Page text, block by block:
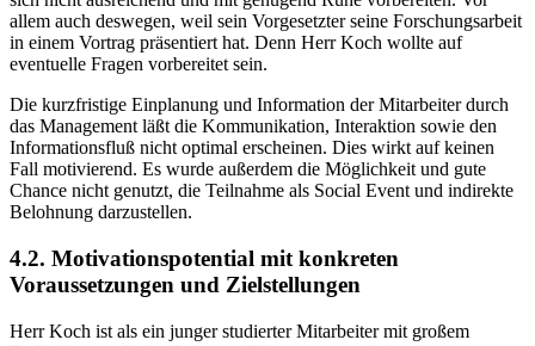
allem auch deswegen, weil sein Vorgesetzter seine Forschungsarbeit
in einem Vortrag präsentiert hat. Denn Herr Koch wollte auf
eventuelle Fragen vorbereitet sein.
Die kurzfristige Einplanung und Information der Mitarbeiter durch
das Management läßt die Kommunikation, Interaktion sowie den
Informationsfluß nicht optimal erscheinen. Dies wirkt auf keinen
Fall motivierend. Es wurde außerdem die Möglichkeit und gute
Chance nicht genutzt, die Teilnahme als Social Event und indirekte
Belohnung darzustellen.
4.2. Motivationspotential mit konkreten
Voraussetzungen und Zielstellungen
Herr Koch ist als ein junger studierter Mitarbeiter mit großem